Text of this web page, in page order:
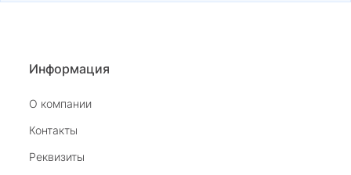
Информация
О компании
Контакты
Реквизиты